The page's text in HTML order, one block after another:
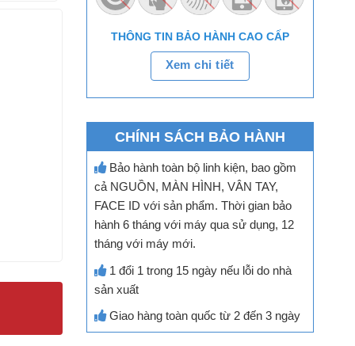
THÔNG TIN BẢO HÀNH CAO CẤP
Xem chi tiết
CHÍNH SÁCH BẢO HÀNH
Bảo hành toàn bộ linh kiện, bao gồm
cả NGUỒN, MÀN HÌNH, VÂN TAY,
FACE ID với sản phẩm. Thời gian bảo
hành 6 tháng với máy qua sử dụng, 12
tháng với máy mới.
1 đổi 1 trong 15 ngày nếu lỗi do nhà
sản xuất
Giao hàng toàn quốc từ 2 đến 3 ngày